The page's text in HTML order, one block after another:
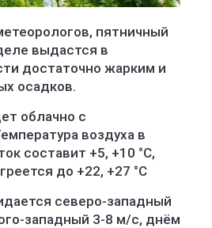
пятничный
выдастся в
достаточно жарким и
осадков.
облачно с
воздуха в
составит +5, +10 °C,
до +22, +27 °C
северо-западный
западный 3-8 м/с, днём